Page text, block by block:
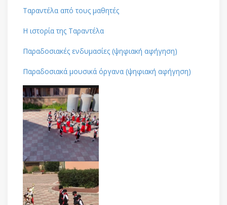
Ταραντέλα από τους μαθητές
Η ιστορία της Ταραντέλα
Παραδοσιακές ενδυμασίες (ψηφιακή αφήγηση)
Παραδοσιακά μουσικά όργανα (ψηφιακή αφήγηση)